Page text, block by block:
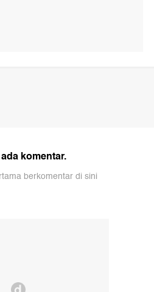
komentar.
berkomentar di sini